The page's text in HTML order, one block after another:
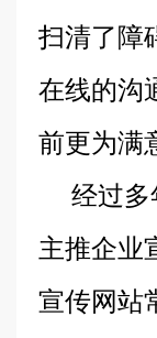
扫清了障
在线的沟
前更为满
经过多
主推企业
宣传网站